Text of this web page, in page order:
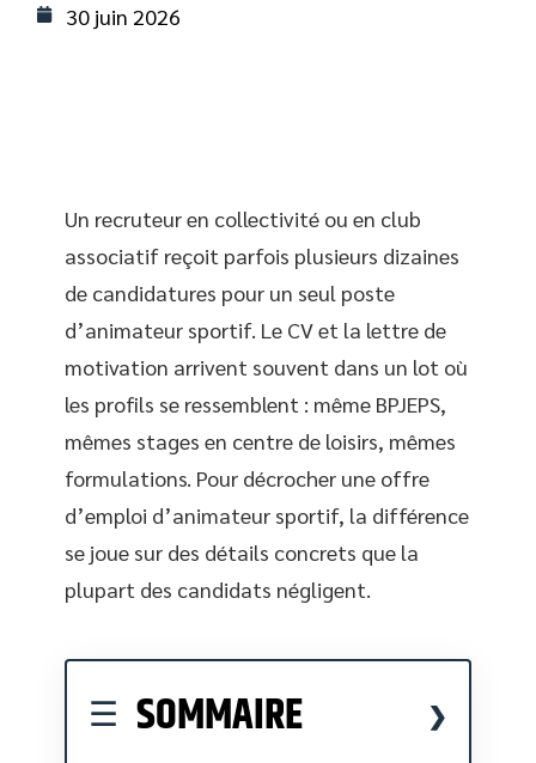
30 juin 2026
Un recruteur en collectivité ou en club
associatif reçoit parfois plusieurs dizaines
de candidatures pour un seul poste
d’animateur sportif. Le CV et la lettre de
motivation arrivent souvent dans un lot où
les profils se ressemblent : même BPJEPS,
mêmes stages en centre de loisirs, mêmes
formulations. Pour décrocher une offre
d’emploi d’animateur sportif, la différence
se joue sur des détails concrets que la
plupart des candidats négligent.
SOMMAIRE